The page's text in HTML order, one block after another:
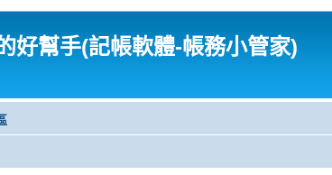
好幫手(記帳軟體-帳務小管家)